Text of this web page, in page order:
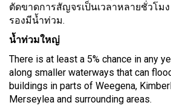
ตัดขาดการสัญจรเป็นเวลาหลายชั่วโม
รองมีน้ำท่วม.
น้ำท่วมใหญ่
There is at least a 5% chance in any
along smaller waterways that can
buildings in parts of Weegena,
Merseylea and surrounding areas.